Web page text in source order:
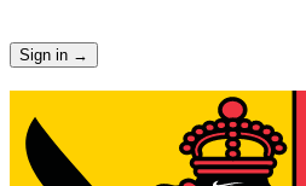
Sign in →